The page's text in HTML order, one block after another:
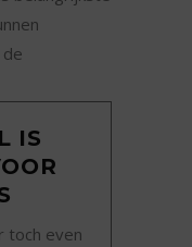
IS
toch even